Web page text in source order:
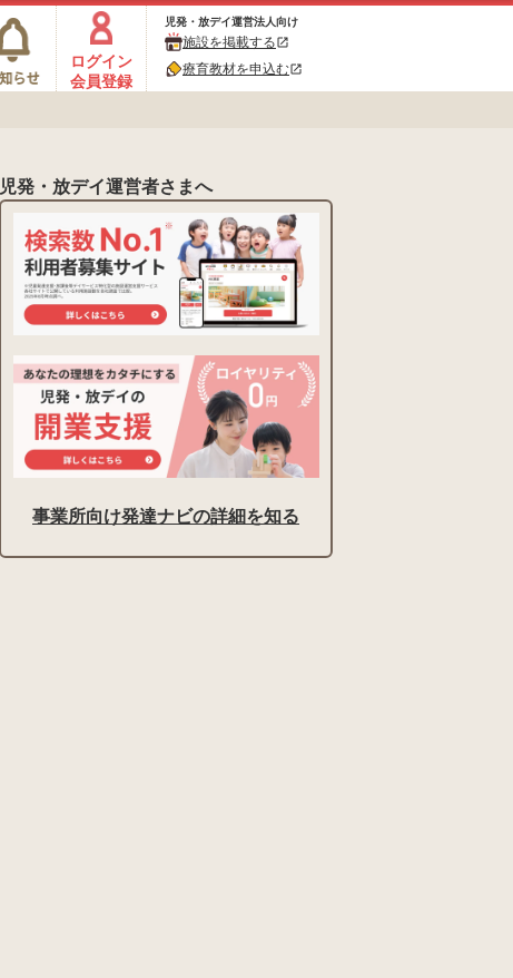
ログイン
会員登録
児発・放デイ運営法人向け
施設を掲載するopen_in_new
療育教材を申込むopen_in_new
児発・放デイ運営者さまへ
事業所向け発達ナビの詳細を知る